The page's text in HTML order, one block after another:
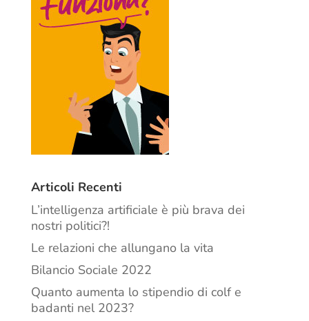
Articoli Recenti
L’intelligenza artificiale è più brava dei
nostri politici?!
Le relazioni che allungano la vita
Bilancio Sociale 2022
Quanto aumenta lo stipendio di colf e
badanti nel 2023?